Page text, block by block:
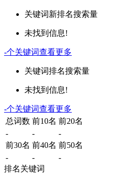
关键词新排名搜索量
未找到信息!
-个关键词查看更多
关键词排名搜索量
未找到信息!
-个关键词查看更多
总词数 前10名 前20名
-
-
-
前30名 前40名 前50名
-
-
-
排名关键词